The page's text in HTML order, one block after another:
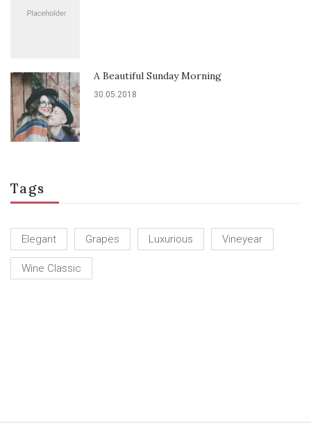
A Beautiful Sunday Morning
30.05.2018
Tags
Elegant Grapes Luxurious Vineyear
Wine Classic